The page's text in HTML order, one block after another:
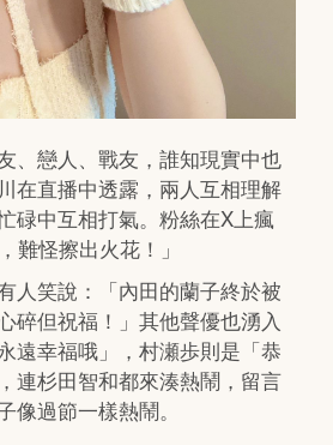
、戀人、戰友，誰知現實中也
在直播中透露，兩人互相理解
碌中互相打氣。粉絲在X上瘋
難怪擦出火花！」
人笑說：「內田的蘭子終於被
碎但祝福！」其他聲優也湧入
遠幸福哦」，村瀬歩則是「恭
連杉田智和都來湊熱鬧，留言
像過節一樣熱鬧。